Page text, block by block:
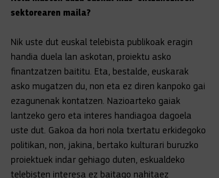
sektorearen maila?
Nik uste dut euskal telebista publikoak eragin
handia duela lan askotan, proiektu asko
finantzatzen baititu. Eta, bestalde, euskarak
asko mugatzen du, non eta ez diren kanpoko gai
ezagunenak kontatzen. Nazioarteko gaiak
lantzeko gero eta interes handiagoa dagoela
uste dut. Gakoa da hori nola txertatu erkidegoko
politikan, non, jakina, bertako kulturari buruzko
proiektuek indar gehiago duten, eskualdeko
telebisten interesa ez baitago nahitaez